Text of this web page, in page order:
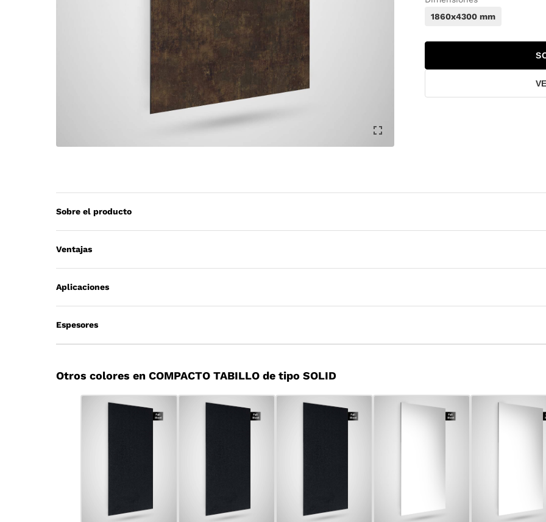
1860x4300 mm
Sobre el producto
Ventajas
Aplicaciones
Espesores
Otros colores en COMPACTO TABILLO de tipo SOLID